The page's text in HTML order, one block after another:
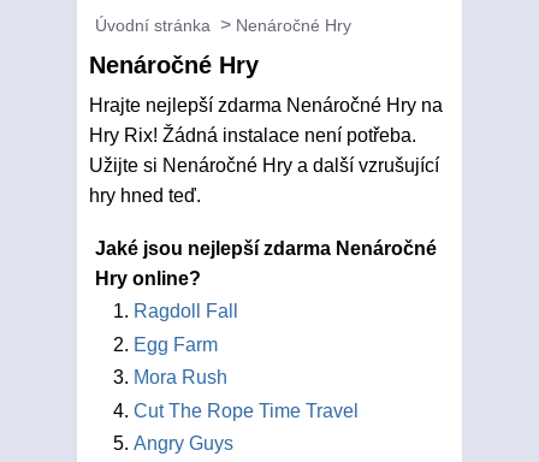
Úvodní stránka Nenáročné Hry
Nenáročné Hry
Hrajte nejlepší zdarma Nenáročné Hry na
Hry Rix! Žádná instalace není potřeba.
Užijte si Nenáročné Hry a další vzrušující
hry hned teď.
Jaké jsou nejlepší zdarma Nenáročné
Hry online?
Ragdoll Fall
Egg Farm
Mora Rush
Cut The Rope Time Travel
Angry Guys